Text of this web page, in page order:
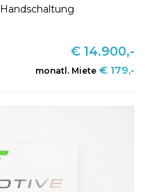
Handschaltung
€ 14.900,-
monatl. Miete € 179,-